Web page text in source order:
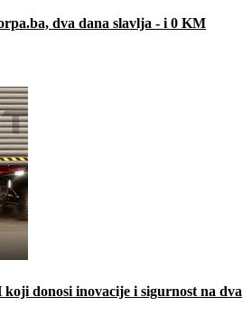
dva dana slavlja - i 0 KM
donosi inovacije i sigurnost na dva